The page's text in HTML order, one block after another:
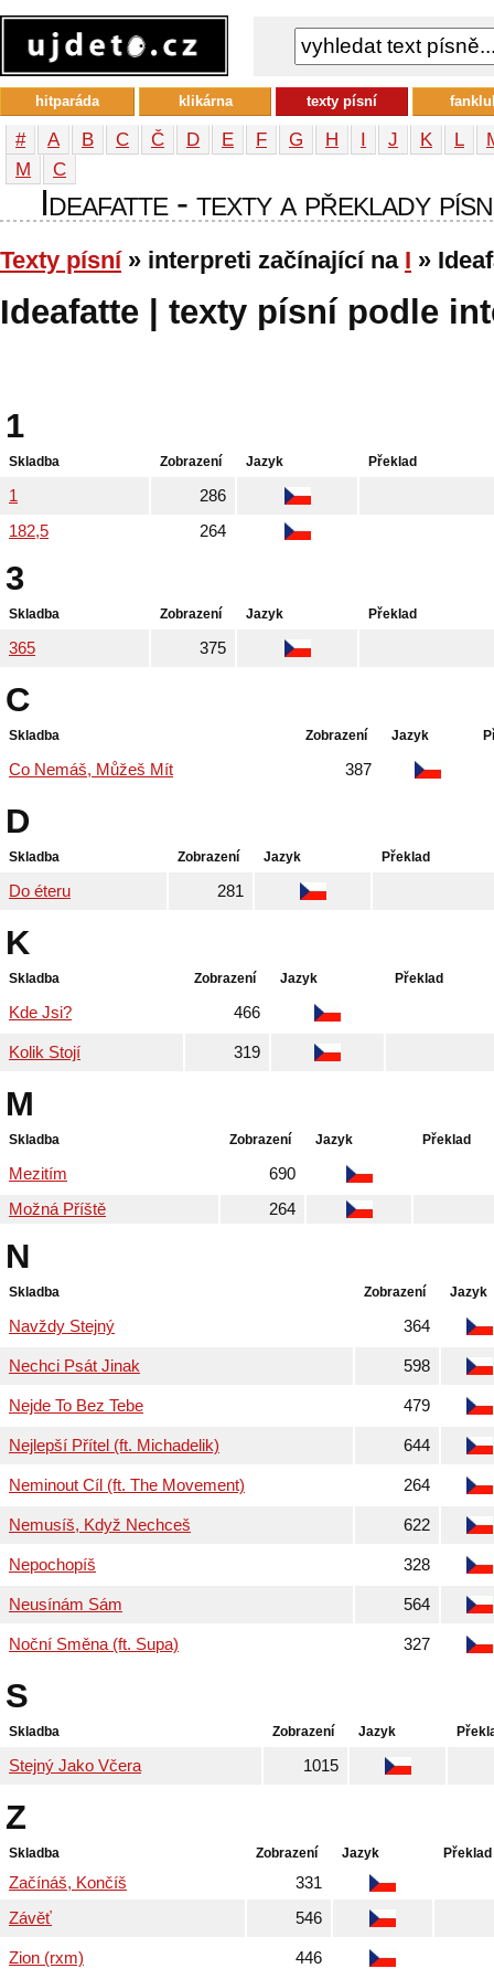
# A B C Č D E F G H I J K L
М
С
Ideafatte - texty a překlady
Texty písní» interpreti začínající na I »
Ideafatte | texty písní podle
1
Skladba Zobrazení Jazyk Překlad
1
286
182,5
264
3
Skladba Zobrazení Jazyk Překlad
365 375
C
Skladba Zobrazení Jazyk
Co Nemáš, Můžeš Mít 387
D
Skladba Zobrazení Jazyk Překlad
Do éteru 281
K
Skladba Zobrazení Jazyk Překlad
Kde Jsi? 466
Kolik Stojí 319
M
Skladba Zobrazení Jazyk Překlad
Mezitím
690
Možná Příště
264
N
Skladba Zobrazení Jazyk
Navždy Stejný 364
Nechci Psát Jinak 598
Nejde To Bez Tebe 479
Nejlepší Přítel (ft. Michadelik) 644
Neminout Cíl (ft. The Movement) 264
Nemusíš, Když Nechceš 622
Nepochopíš 328
Neusínám Sám 564
Noční Směna (ft. Supa) 327
S
Skladba Zobrazení Jazyk
Stejný Jako Včera 1015
Z
Skladba Zobrazení Jazyk Překlad
Začínáš, Končíš
331
Závěť
546
Zion (rxm) 446
hitparáda klikárna texty písní